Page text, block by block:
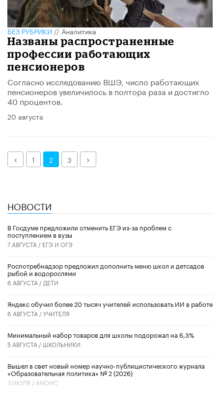
БЕЗ РУБРИКИ//Аналитика
Названы распространенные
профессии работающих
пенсионеров
Согласно исследованию ВШЭ, число работающих
пенсионеров увеличилось в полтора раза и достигло
40 процентов.
20 августа
Назад1 2 3 Далее
НОВОСТИ
В Госдуме предложили отменить ЕГЭ из-за проблем с
поступлением в вузы
7 АВГУСТА / ЕГЭ И ОГЭ
Роспотребнадзор предложил дополнить меню школ и детсадов
рыбой и водорослями
6 АВГУСТА / ДЕТИ
​Яндекс обучил более 20 тысяч учителей использовать ИИ в работе
6 АВГУСТА /УЧИТЕЛЯ
Минимальный набор товаров для школы подорожал на 6,3%
5 АВГУСТА / ШКОЛЬНИКИ
Вышел в свет новый номер научно-публицистического журнала
«Образовательная политика» № 2 (2026)
3 ИЮЛЯ / АНОНС